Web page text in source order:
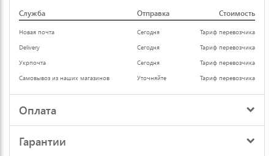
Служба Отправка Стоимость
Новая почта Сегодня
Тариф перевозчика
Delivery
Сегодня
Тариф перевозчика
Укрпочта
Сегодня
Тариф перевозчика
Самовывоз из наших магазинов
Уточняйте Тариф перевозчика
Оплата
Гарантии